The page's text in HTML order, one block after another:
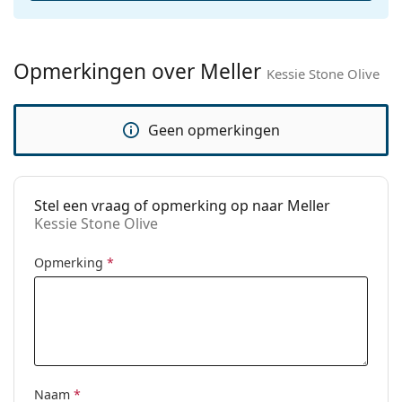
Merk:
Meller
Functie:
Fashion
Kessie Stone Olive
Voorschrift
beschikbaar:
No
Opmerkingen over Meller Kessie Stone Olive
Geen opmerkingen
Stel een vraag of opmerking op naar Meller
Kessie Stone Olive
Opmerking *
Naam *